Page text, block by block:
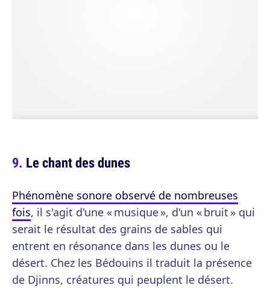
Le chant des dunes
Phénomène sonore observé de nombreuses
fois, il s'agit d'une « musique », d'un « bruit » qui
serait le résultat des grains de sables qui
entrent en résonance dans les dunes ou le
désert. Chez les Bédouins il traduit la présence
de Djinns, créatures qui peuplent le désert.